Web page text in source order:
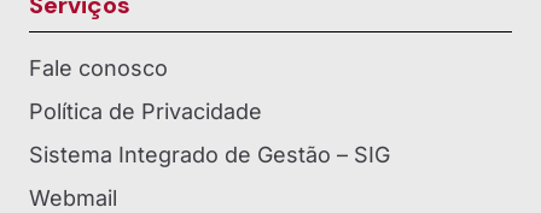
Fale conosco
Política de Privacidade
Sistema Integrado de Gestão – SIG
Webmail